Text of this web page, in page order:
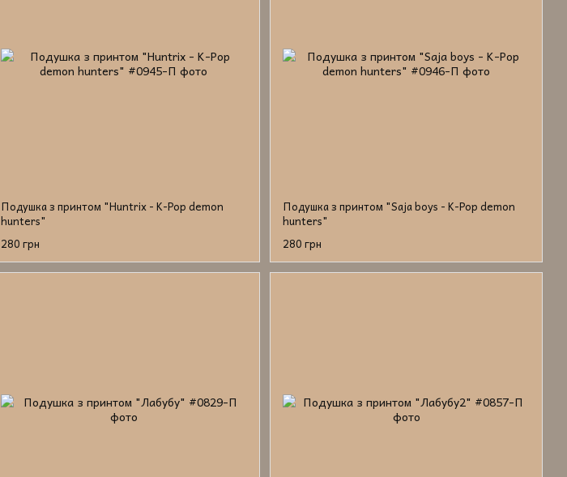
Подушка з принтом "Huntrix - K-Pop demon
hunters"
280 грн
Подушка з принтом "Saja boys - K-Pop demon
hunters"
280 грн